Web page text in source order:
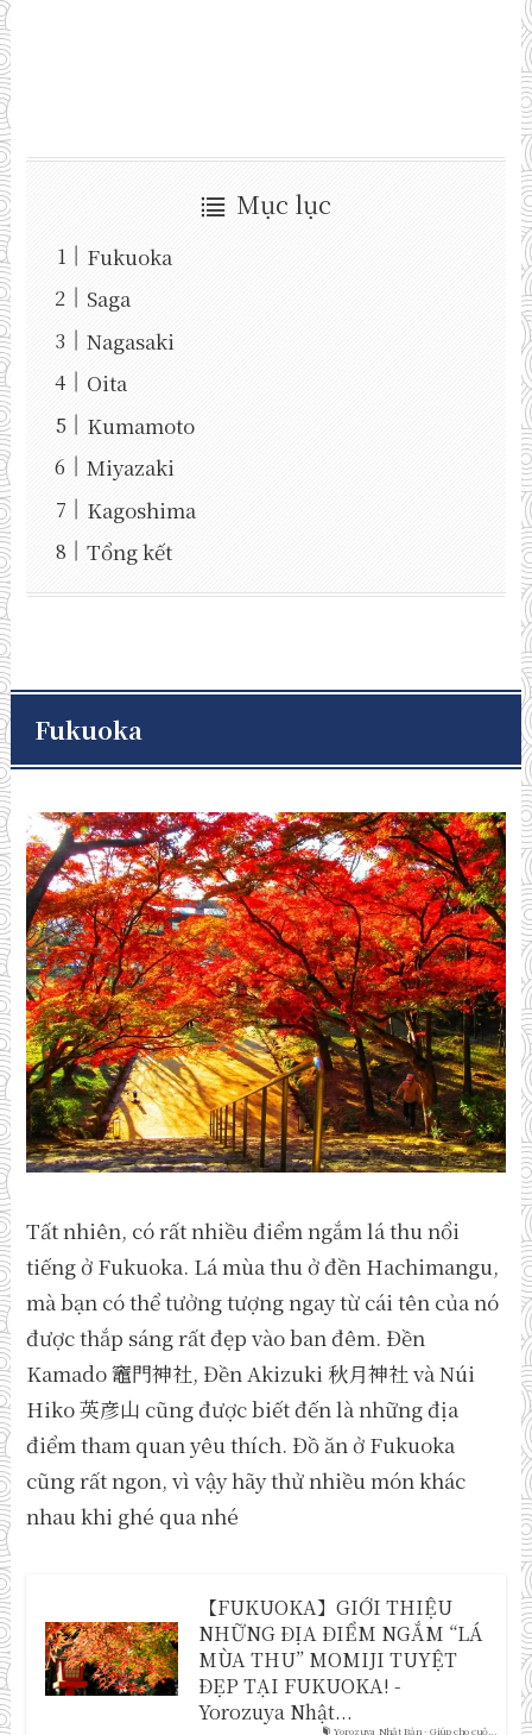
Mục lục
Fukuoka
Saga
Nagasaki
Oita
Kumamoto
Miyazaki
Kagoshima
Tổng kết
Fukuoka
Tất nhiên, có rất nhiều điểm ngắm lá thu nổi
tiếng ở Fukuoka. Lá mùa thu ở đền Hachimangu,
mà bạn có thể tưởng tượng ngay từ cái tên của nó
được thắp sáng rất đẹp vào ban đêm. Đền
Kamado 竈門神社, Đền Akizuki 秋月神社 và Núi
Hiko 英彦山 cũng được biết đến là những địa
điểm tham quan yêu thích. Đồ ăn ở Fukuoka
cũng rất ngon, vì vậy hãy thử nhiều món khác
nhau khi ghé qua nhé
Yorozuya Nhật Bản - Giúp cho cuộ...
【FUKUOKA】GIỚI THIỆU
NHỮNG ĐỊA ĐIỂM NGẮM “LÁ
MÙA THU” MOMIJI TUYỆT
ĐẸP TẠI FUKUOKA! -
Yorozuya Nhật...